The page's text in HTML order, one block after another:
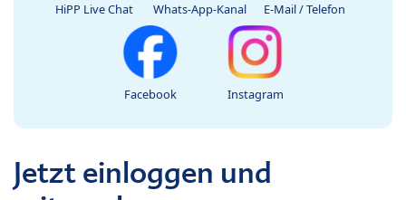
HiPP Live Chat Whats-App-Kanal E-Mail / Telefon
Facebook Instagram
Jetzt einloggen und